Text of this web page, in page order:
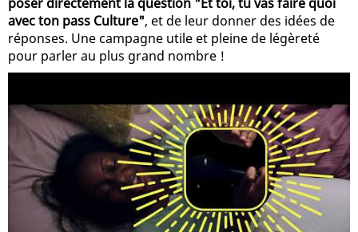
avec ton pass Culture", et de leur donner des idées de
réponses. Une campagne utile et pleine de légèreté
pour parler au plus grand nombre !